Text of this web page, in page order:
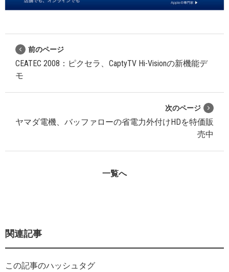
前のページ
CEATEC 2008：ピクセラ、CaptyTV Hi-Visionの新機能デ
モ
次のページ
ヤマダ電機、バッファローの省電力外付けHDを特価販
売中
一覧へ
関連記事
この記事のハッシュタグ